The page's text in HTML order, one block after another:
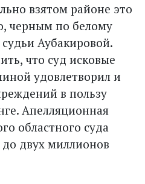
взятом районе это
черным по белому
Аубакировой.
что суд исковые
удовлетворил и
в пользу
Апелляционная
областного суда
двух миллионов